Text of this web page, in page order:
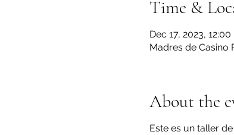
Time &
Dec 17, 2023,
Madres de Casino
About the
Este es un taller